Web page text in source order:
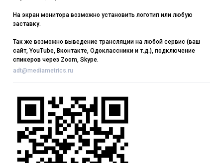
На экран монитора возможно установить логотип или любую
заставку.
Так же возможно выведение трансляции на любой сервис (ваш
сайт, YouTube, Вконтакте, Одоклассники и т.д.), подключение
спикеров через Zoom, Skype.
adt@mediametrics.ru